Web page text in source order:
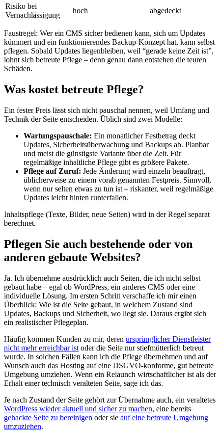
Risiko bei
Vernachlässigung
hoch abgedeckt
Faustregel: Wer ein CMS sicher bedienen kann, sich um Updates
kümmert und ein funktionierendes Backup-Konzept hat, kann selbst
pflegen. Sobald Updates liegenbleiben, weil “gerade keine Zeit ist”,
lohnt sich betreute Pflege – denn genau dann entstehen die teuren
Schäden.
Was kostet betreute Pflege?
Ein fester Preis lässt sich nicht pauschal nennen, weil Umfang und
Technik der Seite entscheiden. Üblich sind zwei Modelle:
Wartungspauschale: Ein monatlicher Festbetrag deckt
Updates, Sicherheitsüberwachung und Backups ab. Planbar
und meist die günstigste Variante über die Zeit. Für
regelmäßige inhaltliche Pflege gibt es größere Pakete.
Pflege auf Zuruf: Jede Änderung wird einzeln beauftragt,
üblicherweise zu einem vorab genannten Festpreis. Sinnvoll,
wenn nur selten etwas zu tun ist – riskanter, weil regelmäßige
Updates leicht hinten runterfallen.
Inhaltspflege (Texte, Bilder, neue Seiten) wird in der Regel separat
berechnet.
Pflegen Sie auch bestehende oder von
anderen gebaute Websites?
Ja. Ich übernehme ausdrücklich auch Seiten, die ich nicht selbst
gebaut habe – egal ob WordPress, ein anderes CMS oder eine
individuelle Lösung. Im ersten Schritt verschaffe ich mir einen
Überblick: Wie ist die Seite gebaut, in welchem Zustand sind
Updates, Backups und Sicherheit, wo liegt sie. Daraus ergibt sich
ein realistischer Pflegeplan.
Häufig kommen Kunden zu mir, deren ursprünglicher Dienstleister
nicht mehr erreichbar ist oder die Seite nur stiefmütterlich betreut
wurde. In solchen Fällen kann ich die Pflege übernehmen und auf
Wunsch auch das Hosting auf eine DSGVO-konforme, gut betreute
Umgebung umziehen. Wenn ein Relaunch wirtschaftlicher ist als der
Erhalt einer technisch veralteten Seite, sage ich das.
Je nach Zustand der Seite gehört zur Übernahme auch, ein veraltetes
WordPress wieder aktuell und sicher zu machen, eine bereits
gehackte Seite zu bereinigen oder sie auf eine betreute Umgebung
umzuziehen.